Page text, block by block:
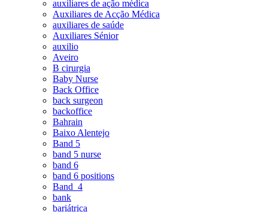
auxiliares de ação médica
Auxiliares de Acção Médica
auxiliares de saúde
Auxiliares Sénior
auxilio
Aveiro
B cirurgia
Baby Nurse
Back Office
back surgeon
backoffice
Bahrain
Baixo Alentejo
Band 5
band 5 nurse
band 6
band 6 positions
Band_4
bank
bariátrica